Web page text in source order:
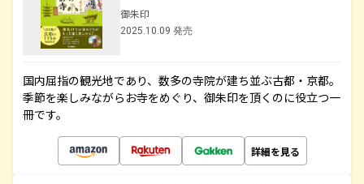
御朱印
2025.10.09 発売
国内屈指の観光地であり、数多の寺院が建ち並ぶ古都・京都。
季節を楽しみながらお寺をめぐり、御朱印を頂くのに役立つ一
冊です。
詳細を見る